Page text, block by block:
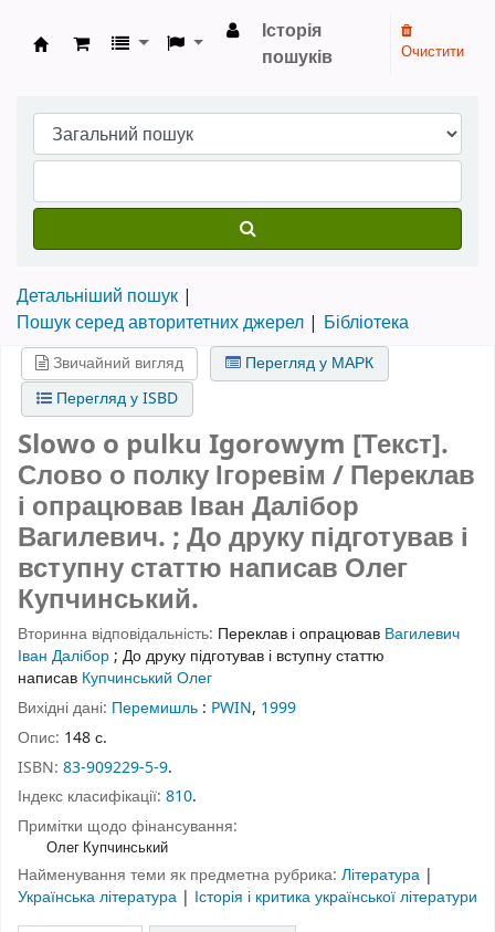
Бібліотека НТШ › Електронний каталог
Історія
пошуків
Очистити
Детальніший пошук
Пошук серед авторитетних джерел
Бібліотека
Звичайний вигляд
Перегляд у МАРК
Перегляд у ISBD
Slowo o pulku Igorowym [Текст].
Слово о полку Ігоревім / Переклав
і опрацював Іван Далібор
Вагилевич. ; До друку підготував і
вступну статтю написав Олег
Купчинський.
Вторинна відповідальність: Переклав і опрацював Вагилевич
Іван Далібор; До друку підготував і вступну статтю
написав Купчинський Олег
Вихідні дані: Перемишль : PWIN, 1999
Опис: 148 с.
ISBN: 83-909229-5-9.
Індекс класифікації: 810.
Примітки щодо фінансування:
Олег Купчинський
Найменування теми як предметна рубрика: Література |
Українська література | Історія і критика української літератури